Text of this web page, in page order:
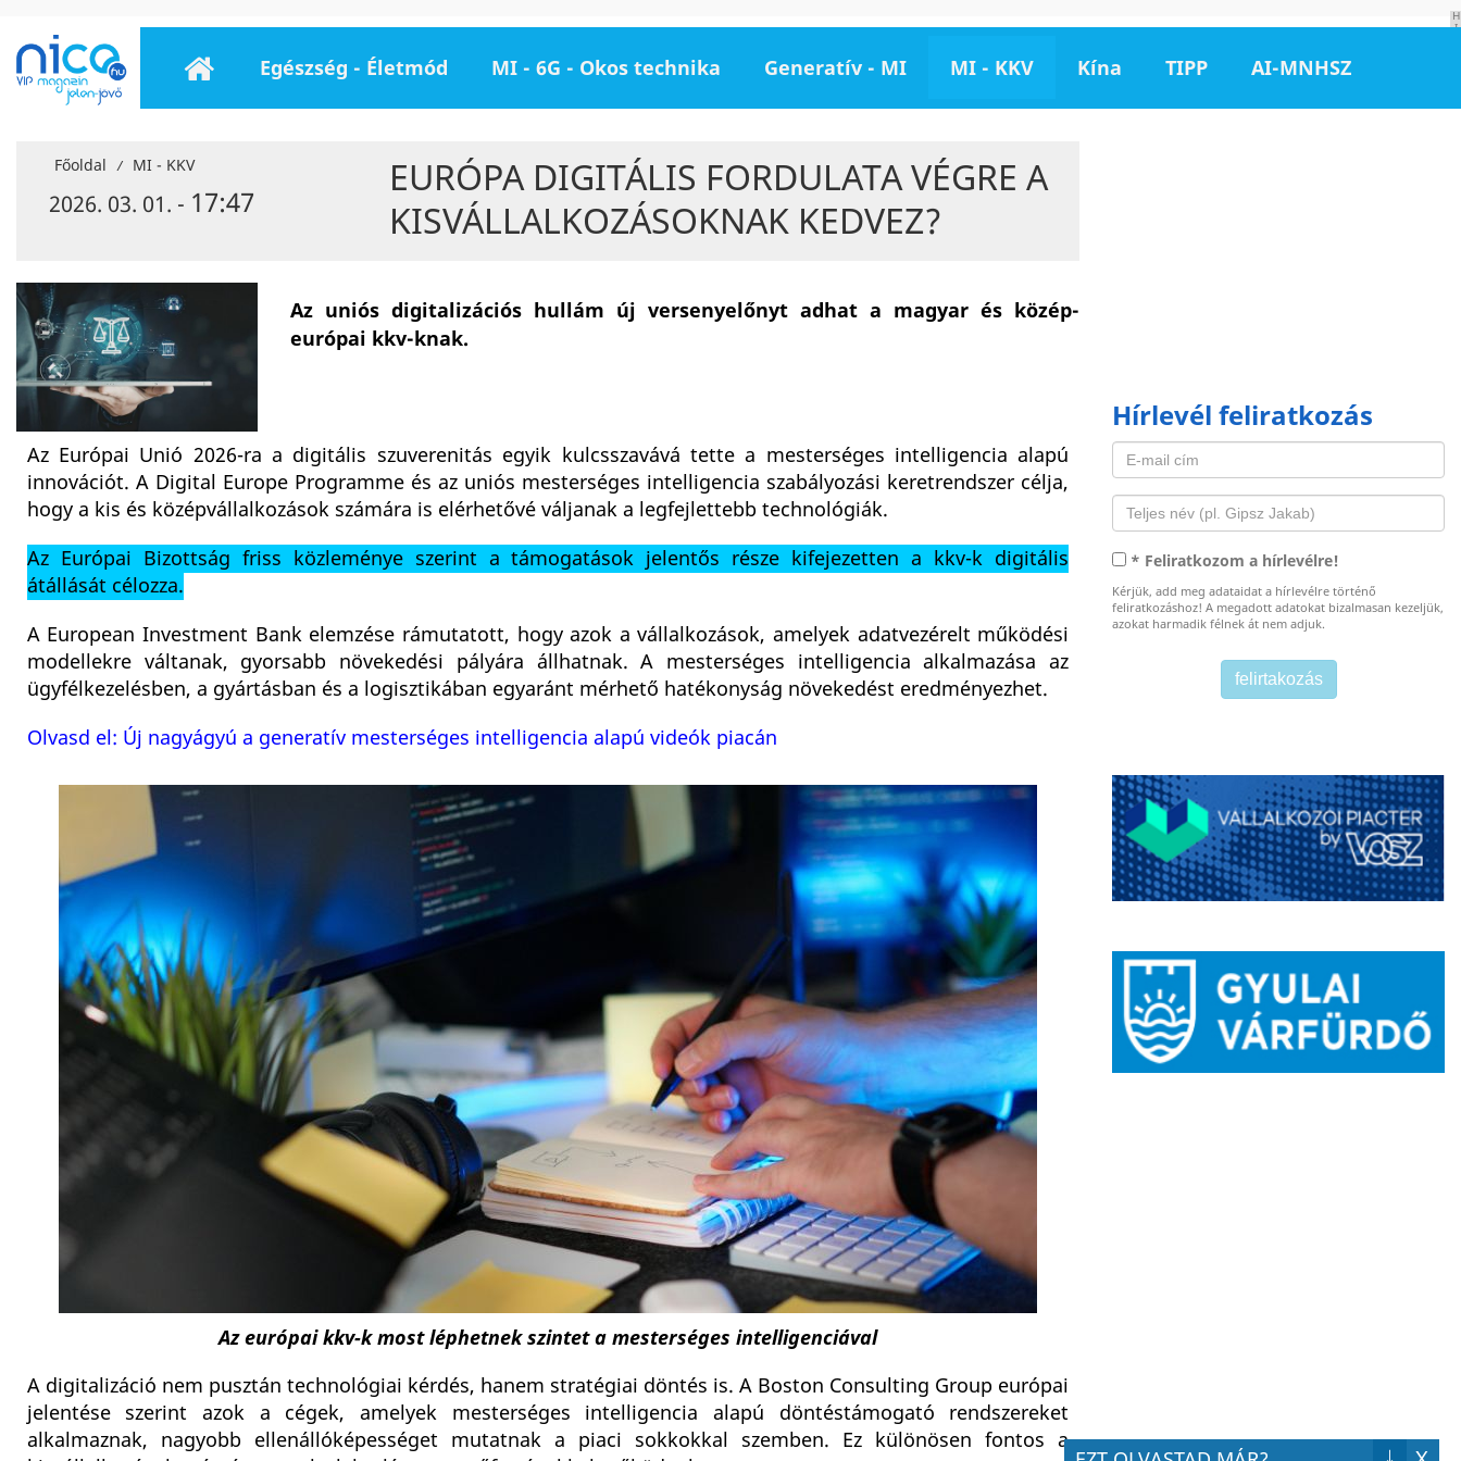
H
I
Egészség - Életmód MI - 6G - Okos technika Generatív - MI MI - KKV Kína TIPP AI-MNHSZ
Főoldal / MI - KKV
2026. 03. 01. - 17:47
EURÓPA DIGITÁLIS FORDULATA VÉGRE A
KISVÁLLALKOZÁSOKNAK KEDVEZ?
Az uniós digitalizációs hullám új versenyelőnyt adhat a magyar és közép-
európai kkv-knak.
Az Európai Unió 2026-ra a digitális szuverenitás egyik kulcsszavává tette a mesterséges intelligencia alapú
innovációt. A Digital Europe Programme és az uniós mesterséges intelligencia szabályozási keretrendszer célja,
hogy a kis és középvállalkozások számára is elérhetővé váljanak a legfejlettebb technológiák.
Az Európai Bizottság friss közleménye szerint a támogatások jelentős része kifejezetten a kkv-k digitális
átállását célozza.
A European Investment Bank elemzése rámutatott, hogy azok a vállalkozások, amelyek adatvezérelt működési
modellekre váltanak, gyorsabb növekedési pályára állhatnak. A mesterséges intelligencia alkalmazása az
ügyfélkezelésben, a gyártásban és a logisztikában egyaránt mérhető hatékonyság növekedést eredményezhet.
Olvasd el: Új nagyágyú a generatív mesterséges intelligencia alapú videók piacán
Az európai kkv-k most léphetnek szintet a mesterséges intelligenciával
A digitalizáció nem pusztán technológiai kérdés, hanem stratégiai döntés is. A Boston Consulting Group európai
jelentése szerint azok a cégek, amelyek mesterséges intelligencia alapú döntéstámogató rendszereket
alkalmaznak, nagyobb ellenállóképességet mutatnak a piaci sokkokkal szemben. Ez különösen fontos a
Hírlevél feliratkozás
* Feliratkozom a hírlevélre!
Kérjük, add meg adataidat a hírlevélre történő
feliratkozáshoz! A megadott adatokat bizalmasan kezeljük,
azokat harmadik félnek át nem adjuk.